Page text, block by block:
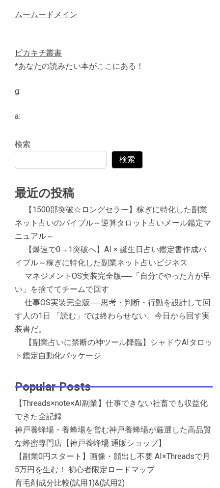
ムームードメイン
ピカキチ叢書
*あなたの読みたい本がここにある！
g:
a:
検索
検索
最近の投稿
【1500部突破☆ロングセラー】稼ぎに特化した副業
ネット占いのバイブル～逆算タロット占いメール鑑定マ
ニュアル～
【爆速で0→1突破へ】AI × 誕生日占い鑑定書作成バ
イブル～稼ぎに特化した副業ネット占いビジネス
マネジメントOS実装完全版──「自分でやった方が早
い」を捨ててチームで回す
仕事OS実装完全版──思考・判断・行動を設計して回
す人の1日 「読む」では終わらせない。今日から回す実
装書だ。
【副業占いに禁断の神ツール降臨】シャドウAIタロッ
ト鑑定自動化パッケージ
Popular Posts
【Threads×note×AI副業】仕事できない社畜でも収益化
できた全記録
神戸養蜂場・養蜂場を営む神戸養蜂場が厳選した高品質
な蜂蜜専門店【神戸養蜂場 通販ショップ】
【副業0円スタート】画像・顔出し不要 AI×Threadsで月
5万円を生む！ 初心者限定ロードマップ
育毛剤成分比較(試用1)&(試用2)